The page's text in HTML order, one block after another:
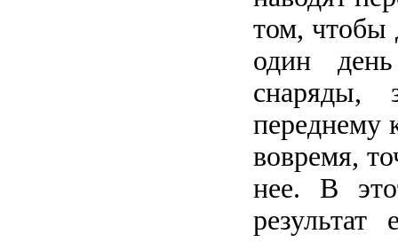
том, чтобы
один
снаряды,
переднему
вовремя,
нее. В